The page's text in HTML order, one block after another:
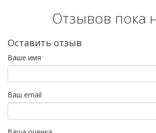
Отзывов пока
Оставить отзыв
Ваше имя
Ваш email